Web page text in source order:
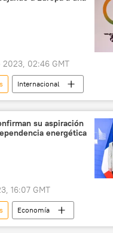
MI6
USAID
Margallo
César Vidal
💬 Opinión y Análisis
02:46 GMT
Internacional
China
Pekín
Bloomberg
su aspiración
energética
16:07 GMT
Economía
Comisión Europea